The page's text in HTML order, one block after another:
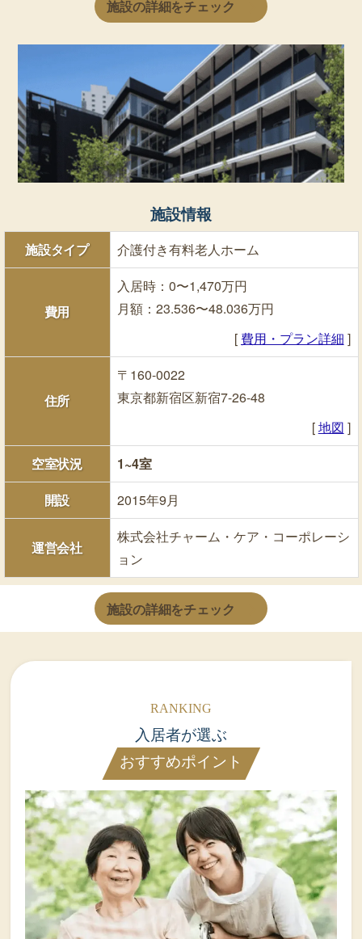
施設の詳細をチェック
施設情報
施設タイプ 介護付き有料老人ホーム
費用
入居時：0〜1,470万円
月額：23.536〜48.036万円
[ 費用・プラン詳細 ]
住所
〒160-0022
東京都新宿区新宿7-26-48
[地図 ]
空室状況
1~4室
開設
2015年9月
運営会社
株式会社チャーム・ケア・コーポレーシ
ョン
施設の詳細をチェック
入居者が選ぶ
おすすめポイント